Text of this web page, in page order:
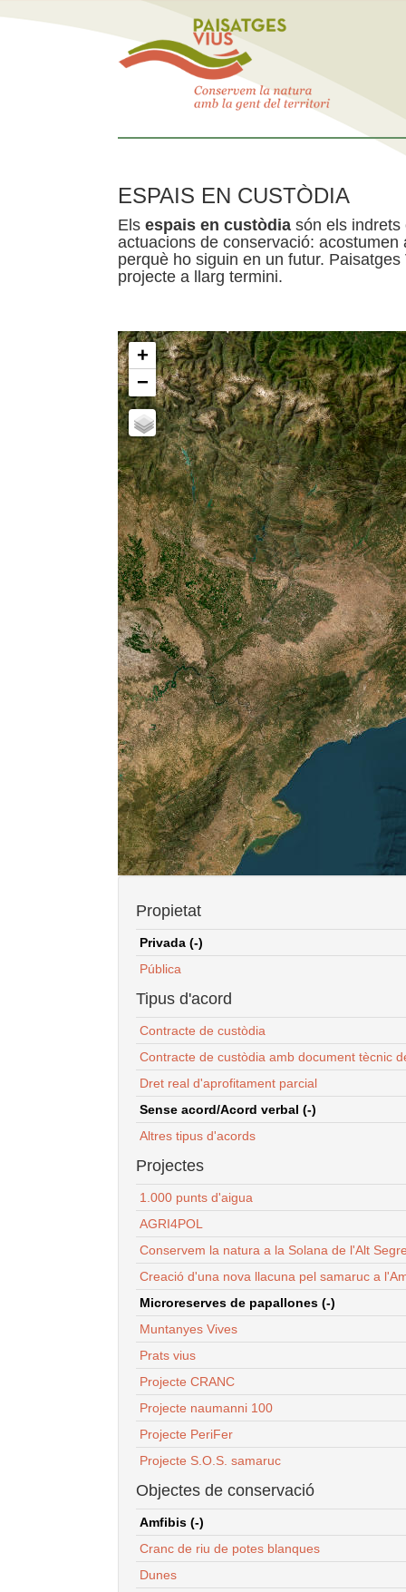
ESPAIS EN CUSTÒDIA
Els espais en custòdia són els indrets
actuacions de conservació:
perquè ho siguin en un futur.
projecte a llarg termini.
+
−
Propietat
Privada (-)
Pública
Tipus d'acord
Contracte de custòdia
Contracte de custòdia amb document tècnic
Dret real d'aprofitament parcial
Sense acord/Acord verbal (-)
Altres tipus d'acords
Projectes
1.000 punts d'aigua
AGRI4POL
Conservem la natura a la Solana de l'Alt
Creació d'una nova llacuna pel samaruc a
Microreserves de papallones (-)
Muntanyes Vives
Prats vius
Projecte CRANC
Projecte naumanni 100
Projecte PeriFer
Projecte S.O.S. samaruc
Objectes de conservació
Amfibis (-)
Cranc de riu de potes blanques
Dunes